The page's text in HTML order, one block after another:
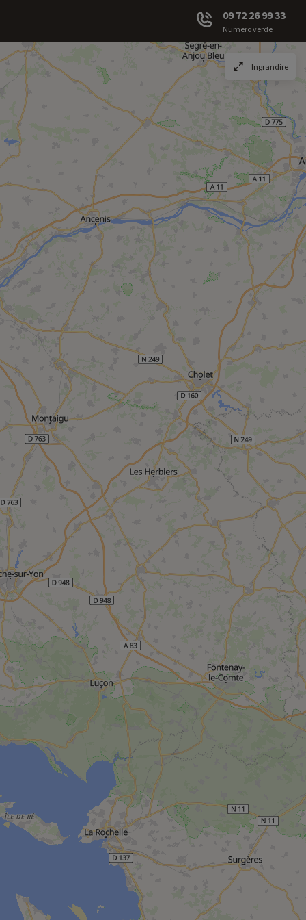
09 72 26 99 33
Numero verde
Ingrandire